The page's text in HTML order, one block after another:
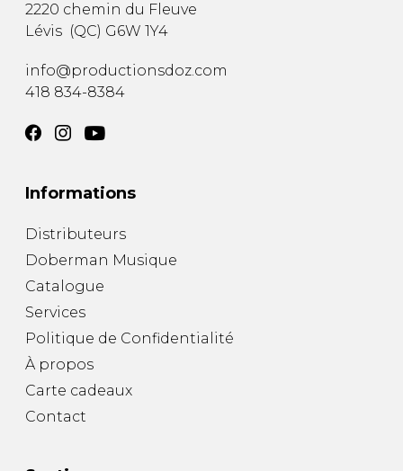
2220 chemin du Fleuve
Lévis (QC) G6W 1Y4
info@productionsdoz.com
418 834-8384
Informations
Distributeurs
Doberman Musique
Catalogue
Services
Politique de Confidentialité
À propos
Carte cadeaux
Contact